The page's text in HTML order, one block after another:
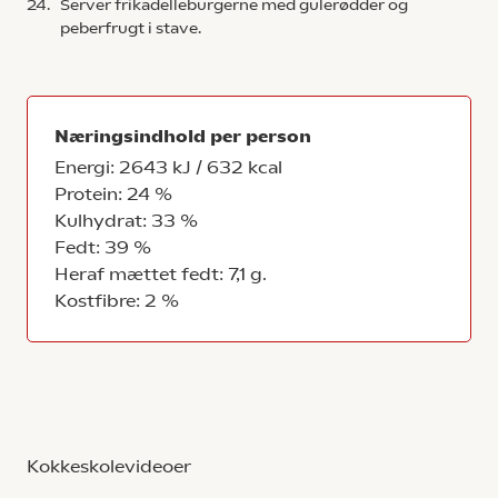
24.
Server frikadelleburgerne med gulerødder og
peberfrugt i stave.
Næringsindhold per person
Energi: 2643 kJ / 632 kcal
Protein: 24 %
Kulhydrat: 33 %
Fedt: 39 %
Heraf mættet fedt: 7,1 g.
Kostfibre: 2 %
Kokkeskolevideoer